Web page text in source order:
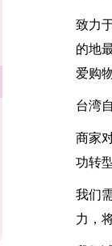
致力
的地
爱购
台湾
商家
功转
我们
力，